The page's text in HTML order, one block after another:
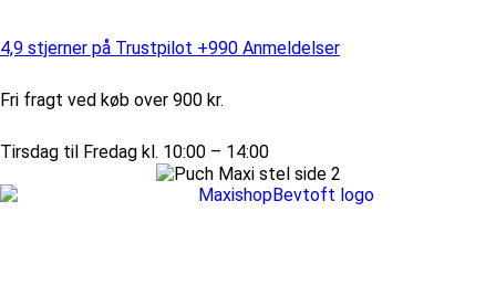
4,9 stjerner på Trustpilot +990 Anmeldelser
Fri fragt ved køb over 900 kr.
Tirsdag til Fredag kl. 10:00 – 14:00